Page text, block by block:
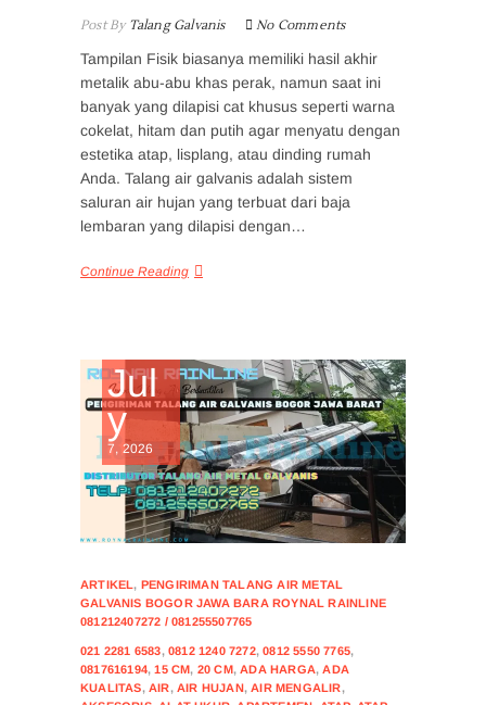
Post ByTalang Galvanis No Comments
Tampilan Fisik biasanya memiliki hasil akhir
metalik abu-abu khas perak, namun saat ini
banyak yang dilapisi cat khusus seperti warna
cokelat, hitam dan putih agar menyatu dengan
estetika atap, lisplang, atau dinding rumah
Anda. Talang air galvanis adalah sistem
saluran air hujan yang terbuat dari baja
lembaran yang dilapisi dengan…
Continue Reading
Jul
y
7, 2026
ARTIKEL, PENGIRIMAN TALANG AIR METAL
GALVANIS BOGOR JAWA BARA ROYNAL RAINLINE
081212407272 / 081255507765
021 2281 6583,0812 1240 7272,0812 5550 7765,
0817616194,15 CM, 20 CM,ADA HARGA,ADA
KUALITAS,AIR,AIR HUJAN,AIR MENGALIR,